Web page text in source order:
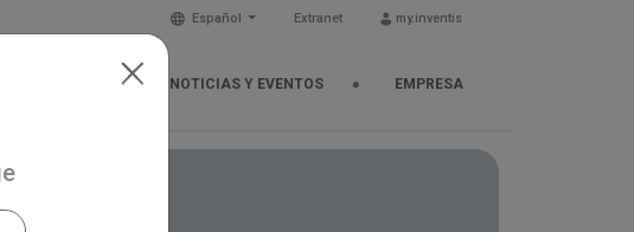
Español Extranet my.inventis
NOTICIAS Y EVENTOS EMPRESA